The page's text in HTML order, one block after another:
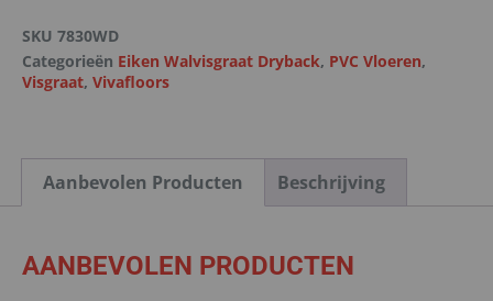
SKU 7830WD
Categorieën Eiken Walvisgraat Dryback, PVC Vloeren,
Visgraat, Vivafloors
Aanbevolen Producten Beschrijving
AANBEVOLEN PRODUCTEN